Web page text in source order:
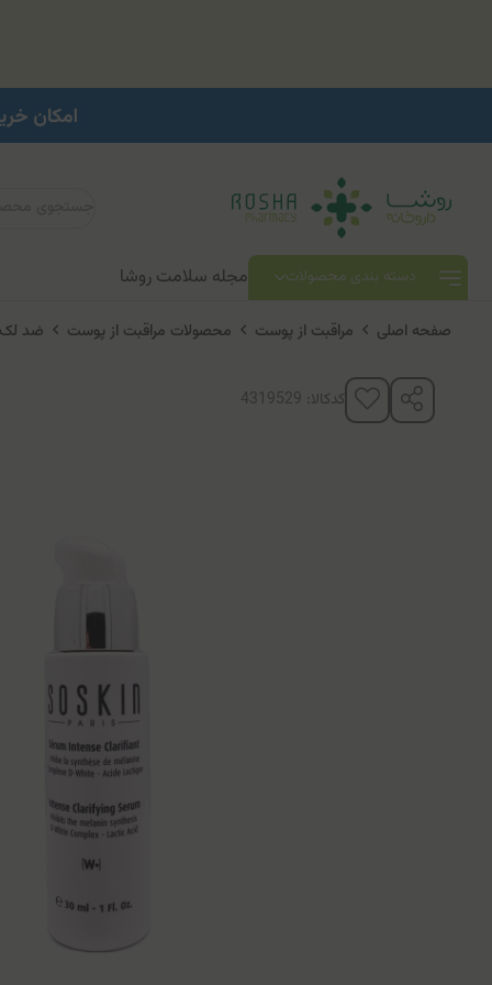
دسته بندی محصولات مجله سلامت روشا
صفحه اصلی مراقبت از پوست محصولات مراقبت از پوست ضد لک
کدکالا: